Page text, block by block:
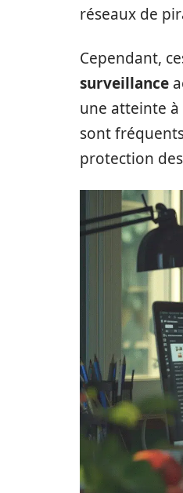
réseaux de
Cependant,
surveillance
une atteinte à
sont
protection